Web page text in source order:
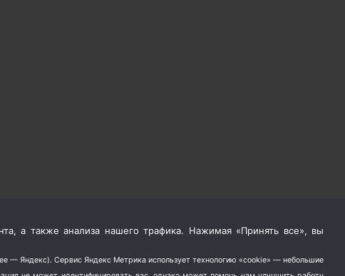
а также анализа нашего трафика. Нажимая «Принять все», вы
— Яндекс). Сервис Яндекс Метрика использует технологию «cookie» — небольшие